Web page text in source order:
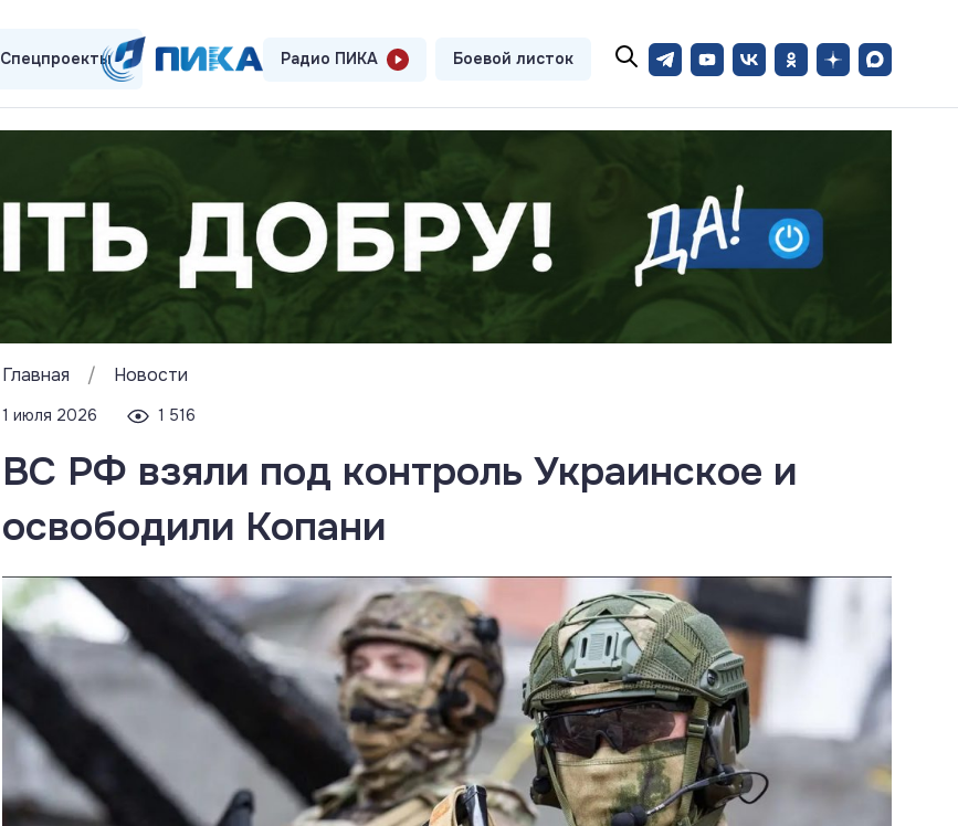
Спецпроекты Радио ПИКА Боевой листок
Главная / Новости
1 июля 2026 1 516
ВС РФ взяли под контроль Украинское и
освободили Копани